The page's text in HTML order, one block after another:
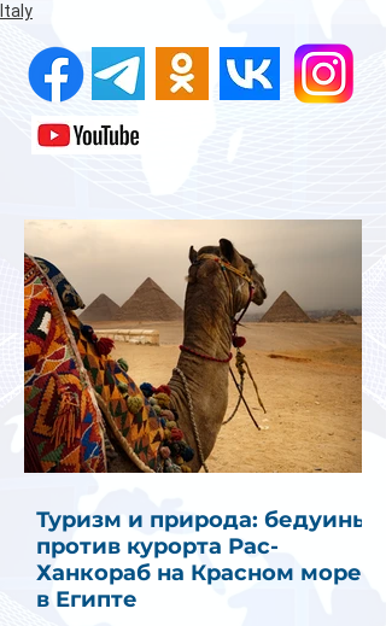
Italy
Туризм и природа: бедуины
против курорта Рас-
Ханкораб на Красном море
в Египте